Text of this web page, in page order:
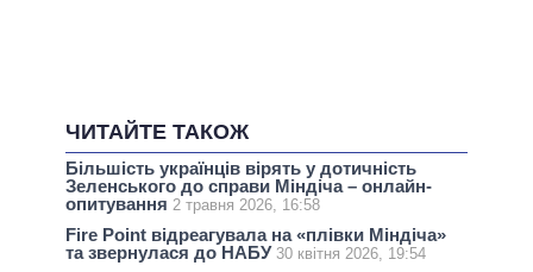
ЧИТАЙТЕ ТАКОЖ
Більшість українців вірять у дотичність
Зеленського до справи Міндіча – онлайн-
опитування 2 травня 2026, 16:58
Fire Point відреагувала на «плівки Міндіча»
та звернулася до НАБУ 30 квітня 2026, 19:54